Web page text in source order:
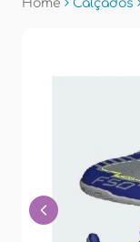
Home Calçados